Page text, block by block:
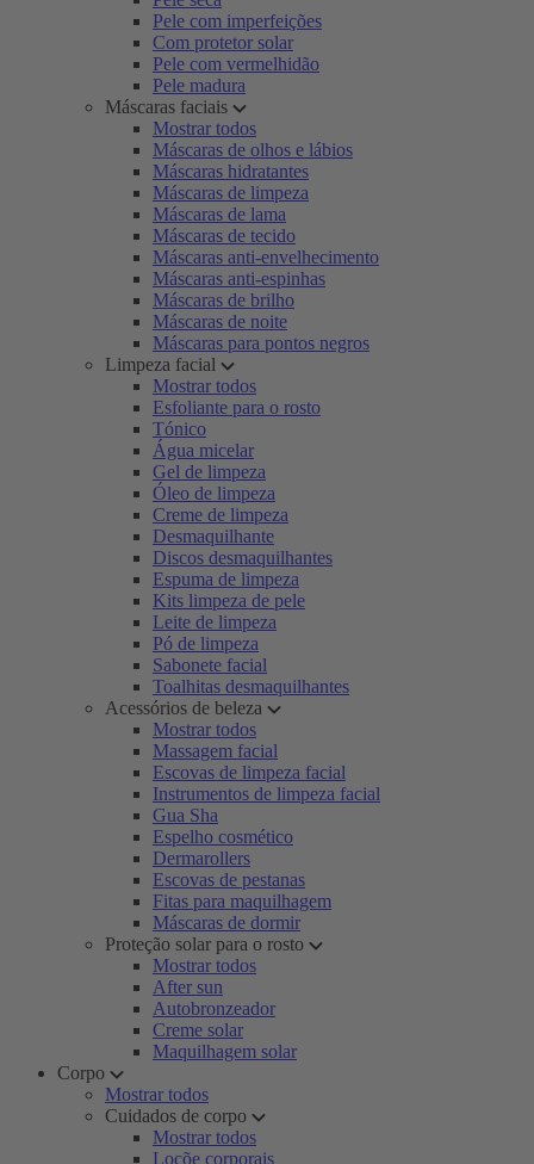
Pele com imperfeições
Com protetor solar
Pele com vermelhidão
Pele madura
Máscaras faciais
Mostrar todos
Máscaras de olhos e lábios
Máscaras hidratantes
Máscaras de limpeza
Máscaras de lama
Máscaras de tecido
Máscaras anti-envelhecimento
Máscaras anti-espinhas
Máscaras de brilho
Máscaras de noite
Máscaras para pontos negros
Limpeza facial
Mostrar todos
Esfoliante para o rosto
Tónico
Água micelar
Gel de limpeza
Óleo de limpeza
Creme de limpeza
Desmaquilhante
Discos desmaquilhantes
Espuma de limpeza
Kits limpeza de pele
Leite de limpeza
Pó de limpeza
Sabonete facial
Toalhitas desmaquilhantes
Acessórios de beleza
Mostrar todos
Massagem facial
Escovas de limpeza facial
Instrumentos de limpeza facial
Gua Sha
Espelho cosmético
Dermarollers
Escovas de pestanas
Fitas para maquilhagem
Máscaras de dormir
Proteção solar para o rosto
Mostrar todos
After sun
Autobronzeador
Creme solar
Maquilhagem solar
Corpo
Mostrar todos
Cuidados de corpo
Mostrar todos
Loçõe corporais